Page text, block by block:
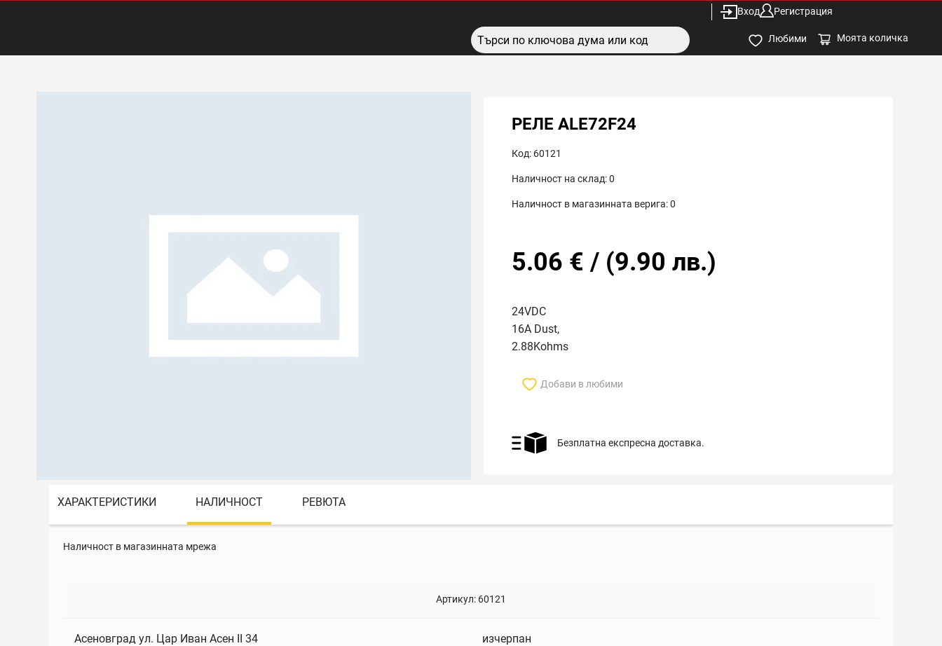
Вход Регистрация
Любими Моята количка
РЕЛЕ ALE72F24
Код: 60121
Наличност на склад:0
Наличност в магазинната верига:0
5.06 € / (9.90 лв.)
24VDC
16A Dust,
2.88Kohms
Добави в любими
Безплатна експресна доставка.
ХАРАКТЕРИСТИКИ НАЛИЧНОСТ РЕВЮТА
Наличност в магазинната мрежа
Артикул: 60121
Асеновград ул. Цар Иван Асен II 34 изчерпан